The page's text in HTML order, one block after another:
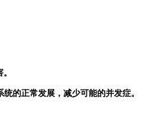
的正常发展，减少可能的并发症。